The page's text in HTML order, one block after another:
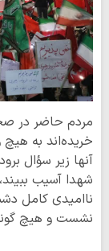
مردم حاضر در
خریده‌اند به
آنها زیر سؤال
شهدا آسیب
ناامیدی کامل
نشست و هیچ